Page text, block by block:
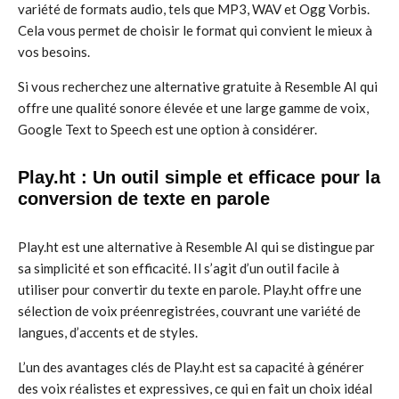
variété de formats audio, tels que MP3, WAV et Ogg Vorbis.
Cela vous permet de choisir le format qui convient le mieux à
vos besoins.
Si vous recherchez une alternative gratuite à Resemble AI qui
offre une qualité sonore élevée et une large gamme de voix,
Google Text to Speech est une option à considérer.
Play.ht : Un outil simple et efficace pour la
conversion de texte en parole
Play.ht est une alternative à Resemble AI qui se distingue par
sa simplicité et son efficacité. Il s’agit d’un outil facile à
utiliser pour convertir du texte en parole. Play.ht offre une
sélection de voix préenregistrées, couvrant une variété de
langues, d’accents et de styles.
L’un des avantages clés de Play.ht est sa capacité à générer
des voix réalistes et expressives, ce qui en fait un choix idéal